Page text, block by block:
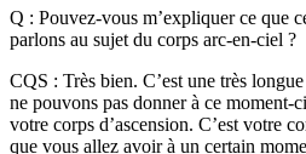
Q : Pouvez-vous m’expliquer ce que
parlons au sujet du corps arc-en-ciel ?
CQS : Très bien. C’est une très
ne pouvons pas donner à ce moment-
votre corps d’ascension. C’est votre
que vous allez avoir à un certain